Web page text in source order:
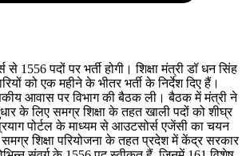
से 1556 पदों पर भर्ती होगी। शिक्षा मंत्री डॉ धन सिंह
को एक महीने के भीतर भर्ती के निर्देश दिए हैं।
आवास पर विभाग की बैठक ली। बैठक में मंत्री ने
के लिए समग्र शिक्षा के तहत खाली पदों को शीघ्र
पोर्टल के माध्यम से आउटसोर्स एजेंसी का चयन
शिक्षा परियोजना के तहत प्रदेश में केंद्र सरकार